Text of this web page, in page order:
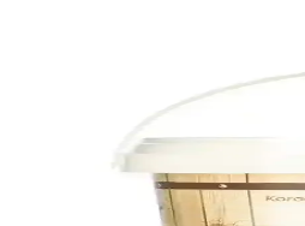
Finessa, doğal içeriklerle formüle
Biogurme Laktozsuz Labne:
Biogurme laktozsuz labne, laktoz